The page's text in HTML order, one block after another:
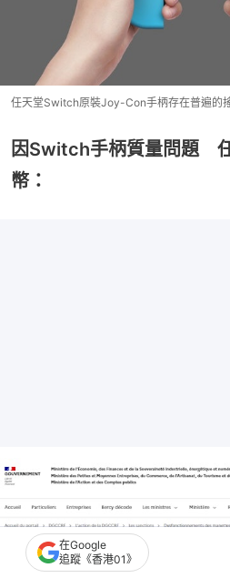
任天堂Switch原裝Joy-Con手柄存在普遍的
因Switch手柄質量問題
幣：
在Google
追蹤《香港01》